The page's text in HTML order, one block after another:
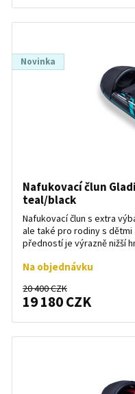
Novinka
Nafukovací člun
teal/black
Nafukovací člun s extra
ale také pro rodiny s
předností je výrazně nižší
Na objednávku
20 400 CZK
19 180 CZK